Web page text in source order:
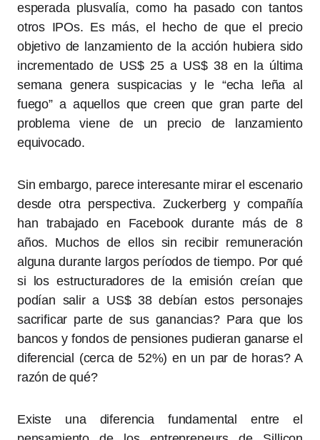
esperada plusvalía, como ha pasado con tantos
otros IPOs. Es más, el hecho de que el precio
objetivo de lanzamiento de la acción hubiera sido
incrementado de US$ 25 a US$ 38 en la última
semana genera suspicacias y le “echa leña al
fuego” a aquellos que creen que gran parte del
problema viene de un precio de lanzamiento
equivocado.
Sin embargo, parece interesante mirar el escenario
desde otra perspectiva. Zuckerberg y compañía
han trabajado en Facebook durante más de 8
años. Muchos de ellos sin recibir remuneración
alguna durante largos períodos de tiempo. Por qué
si los estructuradores de la emisión creían que
podían salir a US$ 38 debían estos personajes
sacrificar parte de sus ganancias? Para que los
bancos y fondos de pensiones pudieran ganarse el
diferencial (cerca de 52%) en un par de horas? A
razón de qué?
Existe una diferencia fundamental entre el